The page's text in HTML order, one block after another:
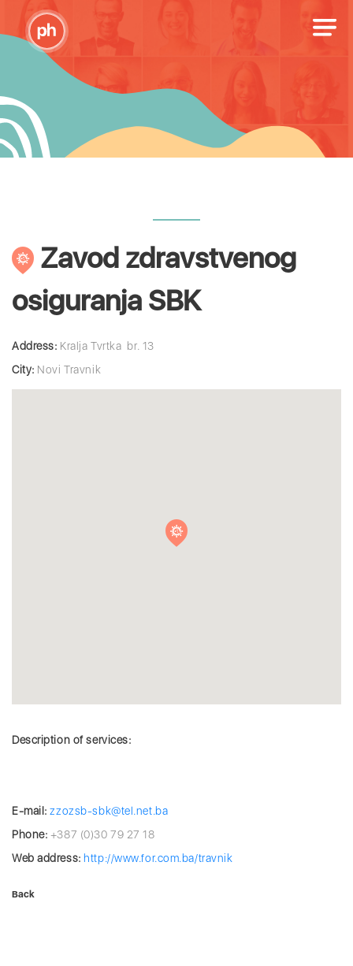
Zavod zdravstvenog
osiguranja SBK
Address: Kralja Tvrtka br. 13
City: Novi Travnik
Description of services:
E-mail: zzozsb-sbk@tel.net.ba
Phone: +387 (0)30 79 27 18
Web address: http://www.for.com.ba/travnik
Back